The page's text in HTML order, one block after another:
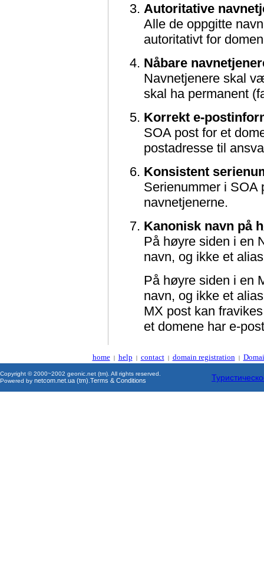
Autoritative
Alle de oppgitte
autoritativt for
Nåbare
Navnetjenere skal
skal ha permanent
Korrekt e-
SOA post for et
postadresse til
Konsistent
Serienummer i
navnetjenerne.
Kanonisk navn på
På høyre siden i en
navn, og ikke et
På høyre siden i en
navn, og ikke et
MX post kan
et domene har e-
home| help | contact| domain registration |
Copyright © 2000~2002 geonic.net (tm). All rights reserved.
Powered by netcom.net.ua (tm) Terms & Conditions